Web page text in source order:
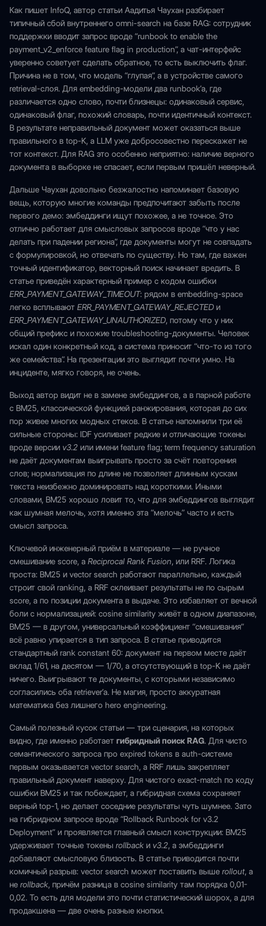
Как пишет InfoQ, автор статьи Аадитья Чаухан разбирает
типичный сбой внутреннего omni-search на базе RAG: сотрудник
поддержки вводит запрос вроде “runbook to enable the
payment_v2_enforce feature flag in production”, а чат-интерфейс
уверенно советует сделать обратное, то есть выключить флаг.
Причина не в том, что модель “глупая”, а в устройстве самого
retrieval-слоя. Для embedding-модели два runbook’а, где
различается одно слово, почти близнецы: одинаковый сервис,
одинаковый флаг, похожий словарь, почти идентичный контекст.
В результате неправильный документ может оказаться выше
правильного в top-K, а LLM уже добросовестно перескажет не
тот контекст. Для RAG это особенно неприятно: наличие верного
документа в выборке не спасает, если первым пришёл неверный.
Дальше Чаухан довольно безжалостно напоминает базовую
вещь, которую многие команды предпочитают забыть после
первого демо: эмбеддинги ищут похожее, а не точное. Это
отлично работает для смысловых запросов вроде “что у нас
делать при падении региона”, где документы могут не совпадать
с формулировкой, но отвечать по существу. Но там, где важен
точный идентификатор, векторный поиск начинает вредить. В
статье приведён характерный пример с кодом ошибки
ERR_PAYMENT_GATEWAY_TIMEOUT: рядом в embedding-space
легко всплывают ERR_PAYMENT_GATEWAY_REJECTED и
ERR_PAYMENT_GATEWAY_UNAUTHORIZED, потому что у них
общий префикс и похожие troubleshooting-документы. Человек
искал один конкретный код, а система приносит “что-то из того
же семейства”. На презентации это выглядит почти умно. На
инциденте, мягко говоря, не очень.
Выход автор видит не в замене эмбеддингов, а в парной работе
с BM25, классической функцией ранжирования, которая до сих
пор живее многих модных стеков. В статье напомнили три её
сильные стороны: IDF усиливает редкие и отличающие токены
вроде версии v3.2 или имени feature flag; term frequency saturation
не даёт документам выигрывать просто за счёт повторения
слов; нормализация по длине не позволяет длинным кускам
текста неизбежно доминировать над короткими. Иными
словами, BM25 хорошо ловит то, что для эмбеддингов выглядит
как шумная мелочь, хотя именно эта “мелочь” часто и есть
смысл запроса.
Ключевой инженерный приём в материале — не ручное
смешивание score, а Reciprocal Rank Fusion, или RRF. Логика
проста: BM25 и vector search работают параллельно, каждый
строит свой ranking, а RRF склеивает результаты не по сырым
score, а по позиции документа в выдаче. Это избавляет от вечной
боли с нормализацией: cosine similarity живёт в одном диапазоне,
BM25 — в другом, универсальный коэффициент “смешивания”
всё равно упирается в тип запроса. В статье приводится
стандартный rank constant 60: документ на первом месте даёт
вклад 1/61, на десятом — 1/70, а отсутствующий в top-K не даёт
ничего. Выигрывают те документы, с которыми независимо
согласились оба retriever’а. Не магия, просто аккуратная
математика без лишнего hero engineering.
Самый полезный кусок статьи — три сценария, на которых
видно, где именно работает гибридный поиск RAG. Для чисто
семантического запроса про expired tokens в auth-системе
первым оказывается vector search, а RRF лишь закрепляет
правильный документ наверху. Для чистого exact-match по коду
ошибки BM25 и так побеждает, а гибридная схема сохраняет
верный top-1, но делает соседние результаты чуть шумнее. Зато
на гибридном запросе вроде “Rollback Runbook for v3.2
Deployment” и проявляется главный смысл конструкции: BM25
удерживает точные токены rollback и v3.2, а эмбеддинги
добавляют смысловую близость. В статье приводится почти
комичный разрыв: vector search может поставить выше rollout, а
не rollback, причём разница в cosine similarity там порядка 0,01-
0,02. То есть для модели это почти статистический шорох, а для
продакшена — две очень разные кнопки.